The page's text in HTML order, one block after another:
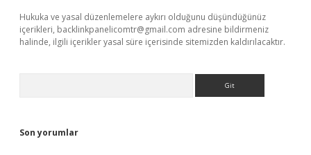
Hukuka ve yasal düzenlemelere aykırı olduğunu düşündüğünüz
içerikleri, backlinkpanelicomtr@gmail.com adresine bildirmeniz
halinde, ilgili içerikler yasal süre içerisinde sitemizden kaldırılacaktır.
Son yorumlar